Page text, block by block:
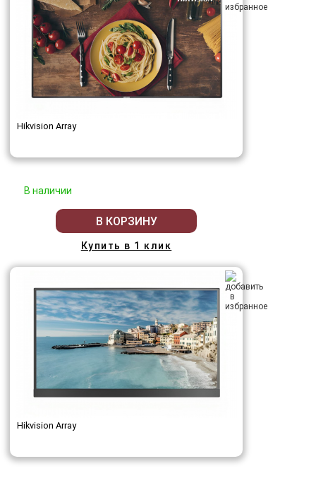
Hikvision Array
В наличии
В КОРЗИНУ
Купить в 1 клик
Hikvision Array